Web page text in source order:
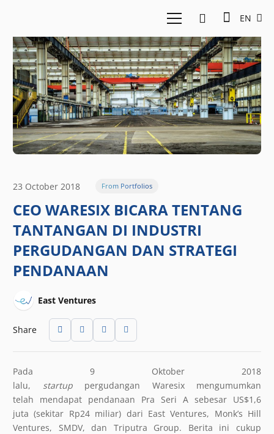
EN
23 October 2018 From Portfolios
CEO WARESIX BICARA TENTANG
TANTANGAN DI INDUSTRI
PERGUDANGAN DAN STRATEGI
PENDANAAN
East Ventures
Share
Pada 9 Oktober 2018
lalu, startuppergudangan Waresix mengumumkan
telah mendapat pendanaan Pra Seri A sebesar US$1,6
juta (sekitar Rp24 miliar) dari East Ventures, Monk’s Hill
Ventures, SMDV, dan Triputra Group. Berita ini cukup